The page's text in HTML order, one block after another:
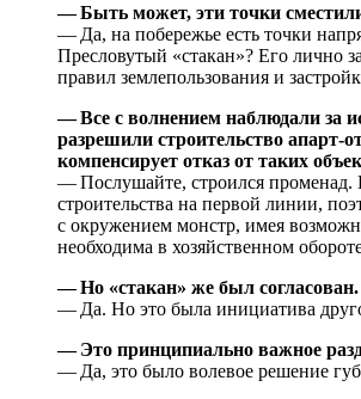
— Быть может, эти точки
— Да, на побережье есть точки
Пресловутый «стакан»? Его лично
правил землепользования и
— Все с волнением наблюдали за
разрешили строительство апарт-
компенсирует отказ от таких
— Послушайте, строился променад.
строительства на первой линии,
с окружением монстр, имея
необходима в хозяйственном
— Но «стакан» же был согласован.
— Да. Но это была инициатива
— Это принципиально важное
— Да, это было волевое решение